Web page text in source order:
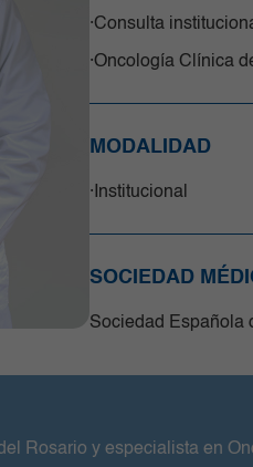
Consulta
Oncología Clínica
MODALIDAD
Institucional
SOCIEDAD
Sociedad Española
Rosario y especialista en